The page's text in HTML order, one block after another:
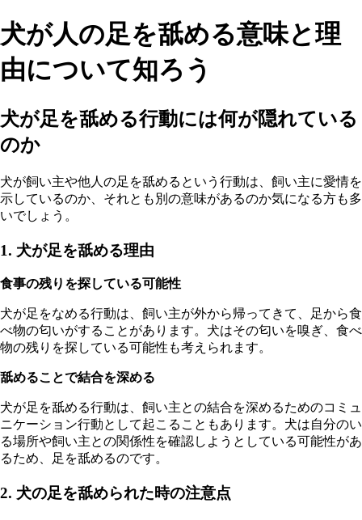
犬が人の足を舐める意味と理
由について知ろう
犬が足を舐める行動には何が隠れている
のか
犬が飼い主や他人の足を舐めるという行動は、飼い主に愛情を
示しているのか、それとも別の意味があるのか気になる方も多
いでしょう。
1. 犬が足を舐める理由
食事の残りを探している可能性
犬が足をなめる行動は、飼い主が外から帰ってきて、足から食
べ物の匂いがすることがあります。犬はその匂いを嗅ぎ、食べ
物の残りを探している可能性も考えられます。
舐めることで結合を深める
犬が足を舐める行動は、飼い主との結合を深めるためのコミュ
ニケーション行動として起こることもあります。犬は自分のい
る場所や飼い主との関係性を確認しようとしている可能性があ
るため、足を舐めるのです。
2. 犬の足を舐められた時の注意点